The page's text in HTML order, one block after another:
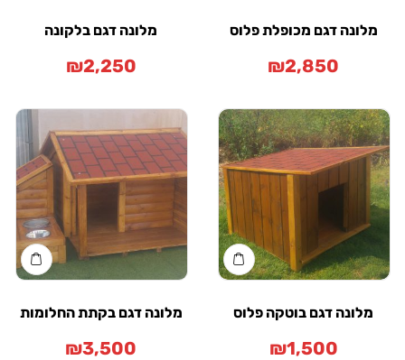
מלונה דגם מכופלת פלוס
₪2,850
מלונה דגם בלקונה
₪2,250
מלונה דגם בוטקה פלוס
₪1,500
מלונה דגם בקתת החלומות
₪3,500